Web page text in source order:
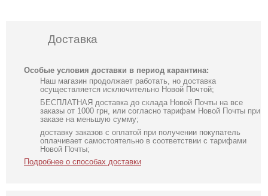
Доставка
Особые условия доставки в период карантина:
Наш магазин продолжает работать, но доставка
осуществляется исключительно Новой Почтой;
БЕСПЛАТНАЯ доставка до склада Новой Почты на все
заказы от 1000 грн, или согласно тарифам Новой Почты при
заказе на меньшую сумму;
доставку заказов с оплатой при получении покупатель
оплачивает самостоятельно в соответствии с тарифами
Новой Почты;
Подробнее о способах доставки